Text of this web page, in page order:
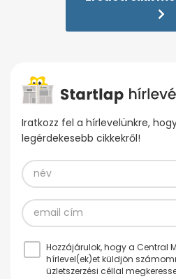
Iratkozz fel a hírlevelünkre,
legérdekesebb cikkekről!
Hozzájárulok, hogy a Central
hírlevel(ek)et küldjön
üzletszerzési céllal